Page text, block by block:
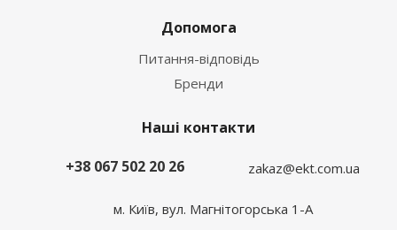
Допомога
Питання-відповідь
Бренди
Наші контакти
+38 067 502 20 26
zakaz@ekt.com.ua
м. Київ, вул. Магнітогорська 1-А